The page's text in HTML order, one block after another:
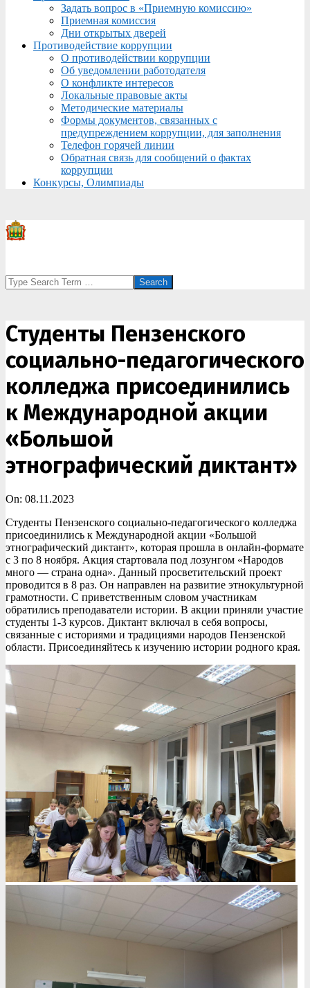
Задать вопрос в «Приемную комиссию»
Приемная комиссия
Дни открытых дверей
Противодействие коррупции
О противодействии коррупции
Об уведомлении работодателя
О конфликте интересов
Локальные правовые акты
Методические материалы
Формы документов, связанных с
предупреждением коррупции, для заполнения
Телефон горячей линии
Обратная связь для сообщений о фактах
коррупции
Конкурсы, Олимпиады
Search
Студенты Пензенского
социально-педагогического
колледжа присоединились
к Международной акции
«Большой
этнографический диктант»
On: 08.11.2023
Студенты Пензенского социально-педагогического колледжа
присоединились к Международной акции «Большой
этнографический диктант», которая прошла в онлайн-формате
с 3 по 8 ноября. Акция стартовала под лозунгом «Народов
много — страна одна». Данный просветительский проект
проводится в 8 раз. Он направлен на развитие этнокультурной
грамотности. С приветственным словом участникам
обратились преподаватели истории. В акции приняли участие
студенты 1-3 курсов. Диктант включал в себя вопросы,
связанные с историями и традициями народов Пензенской
области. Присоединяйтесь к изучению истории родного края.